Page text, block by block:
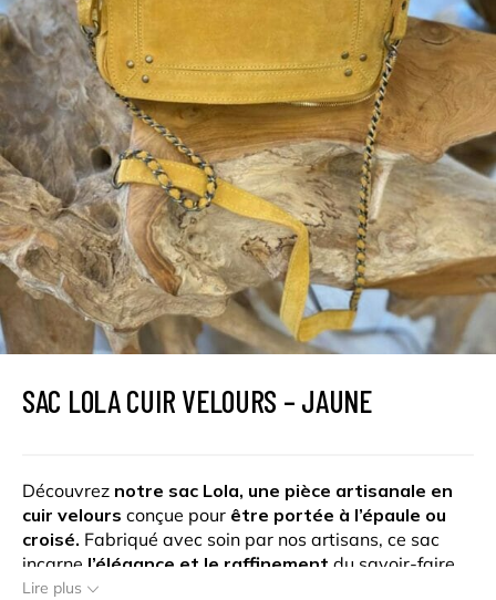
SAC LOLA CUIR VELOURS – JAUNE
Découvrez notre sac Lola, une pièce artisanale en
cuir velours conçue pour être portée à l’épaule ou
croisé. Fabriqué avec soin par nos artisans, ce sac
incarne l’élégance et le raffinement du savoir-faire
traditionnel. Son cuir velours offre une texture
Lire plus